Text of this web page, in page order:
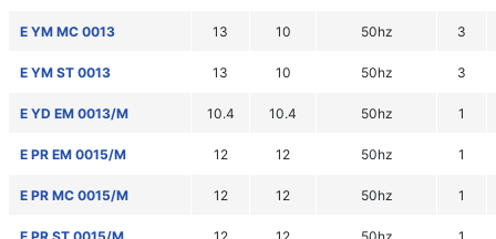
E YM MC 0013 13 10 50hz 3
E YM ST 0013 13 10 50hz 3
E YD EM 0013/M 10.4 10.4 50hz 1
E PR EM 0015/M 12 12 50hz 1
E PR MC 0015/M 12 12 50hz 1